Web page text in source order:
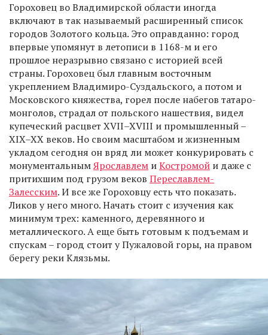
Гороховец во Владимирской области иногда
включают в так называемый расширенный список
городов Золотого кольца. Это оправданно: город
впервые упомянут в летописи в 1168-м и его
прошлое неразрывно связано с историей всей
страны. Гороховец был главным восточным
укреплением Владимиро-Суздальского, а потом и
Московского княжества, горел после набегов татаро-
монголов, страдал от польского нашествия, видел
купеческий расцвет XVII–XVIII и промышленный –
XIX–XX веков. Но своим масштабом и жизненным
укладом сегодня он вряд ли может конкурировать с
монументальнымЯрославлем иКостромой и даже с
притихшим под грузом веков Переславлем-
Залесским. И все же Гороховцу есть что показать.
Ликов у него много. Начать стоит с изучения как
минимум трех: каменного, деревянного и
металлического. А еще быть готовым к подъемам и
спускам – город стоит у Пужаловой горы, на правом
берегу реки Клязьмы.